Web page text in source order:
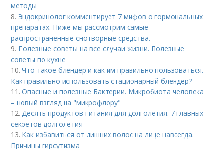
методы
8. Эндокринолог комментирует 7 мифов о гормональных
препаратах. Ниже мы рассмотрим самые
распространенные снотворные средства.
9. Полезные советы на все случаи жизни. Полезные
советы по кухне
10.Что такое блендер и как им правильно пользоваться.
Как правильно использовать стационарный блендер?
11.Опасные и полезные Бактерии. Микробиота человека
– новый взгляд на "микрофлору"
12.Десять продуктов питания для долголетия. 7 главных
секретов долголетия
13. Как избавиться от лишних волос на лице навсегда.
Причины гирсутизма